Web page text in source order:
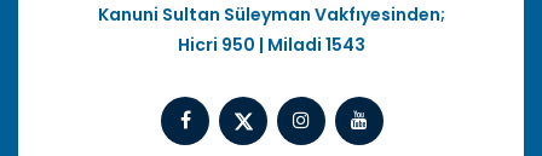
Kanuni Sultan Süleyman Vakfıyesinden;
Hicri 950 | Miladi 1543